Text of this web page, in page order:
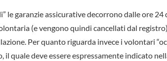
le garanzie assicurative decorrono dalle ore
(e vengono quindi cancellati dal
Per quanto riguarda invece i volontari
il quale deve essere espressamente indicato